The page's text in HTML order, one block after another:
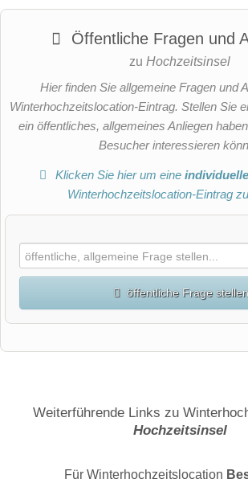
Öffentliche Fragen und
zu Hochzeitsinsel
Hier finden Sie allgemeine Fragen und
Winterhochzeitslocation-Eintrag. Stellen Sie
ein öffentliches, allgemeines Anliegen
Besucher interessieren
Klicken Sie hier um eine
Winterhochzeitslocation-Eintrag
öffentliche Frage stellen
E-Mail-Adresse (wird nicht veröffentlicht)
Weiterführende Links zu
Hochzeitsinsel
Für Winterhochzeitslocation